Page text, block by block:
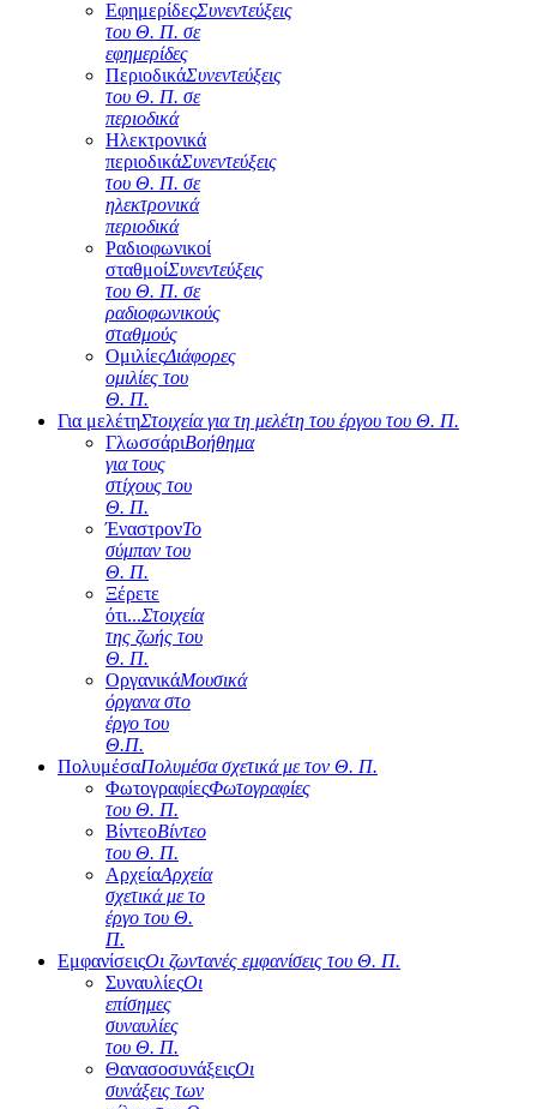
ΕφημερίδεςΣυνεντεύξεις
του Θ. Π. σε
εφημερίδες
ΠεριοδικάΣυνεντεύξεις
του Θ. Π. σε
περιοδικά
Ηλεκτρονικά
περιοδικάΣυνεντεύξεις
του Θ. Π. σε
ηλεκτρονικά
περιοδικά
Ραδιοφωνικοί
σταθμοίΣυνεντεύξεις
του Θ. Π. σε
ραδιοφωνικούς
σταθμούς
ΟμιλίεςΔιάφορες
ομιλίες του
Θ. Π.
Για μελέτηΣτοιχεία για τη μελέτη του έργου του Θ. Π.
ΓλωσσάριΒοήθημα
για τους
στίχους του
Θ. Π.
ΈναστρονΤο
σύμπαν του
Θ. Π.
Ξέρετε
ότι...Στοιχεία
της ζωής του
Θ. Π.
ΟργανικάΜουσικά
όργανα στο
έργο του
Θ.Π.
ΠολυμέσαΠολυμέσα σχετικά με τον Θ. Π.
ΦωτογραφίεςΦωτογραφίες
του Θ. Π.
ΒίντεοΒίντεο
του Θ. Π.
ΑρχείαΑρχεία
σχετικά με το
έργο του Θ.
Π.
ΕμφανίσειςΟι ζωντανές εμφανίσεις του Θ. Π.
ΣυναυλίεςΟι
επίσημες
συναυλίες
του Θ. Π.
ΘανασοσυνάξειςΟι
συνάξεις των